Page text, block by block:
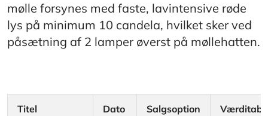
mølle forsynes med faste, lavintensive røde
lys på minimum 10 candela, hvilket sker ved
påsætning af 2 lamper øverst på møllehatten.
Titel Dato Salgsoption Værditab